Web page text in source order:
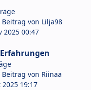
Beitrag von Lilja98
2025 00:47
Erfahrungen
Beitrag von Riinaa
2025 19:17